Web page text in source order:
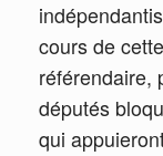
cours de
référendaire,
députés
qui